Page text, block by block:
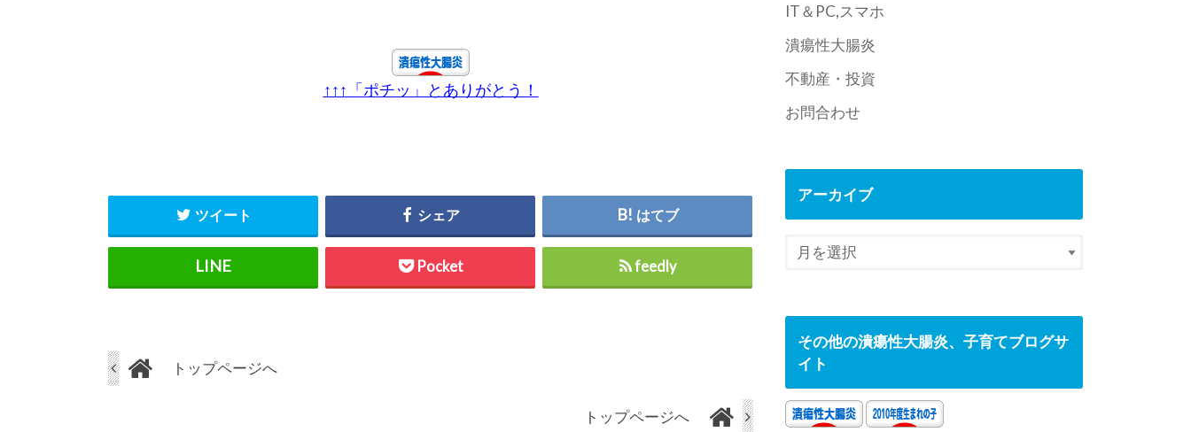
↑↑↑「ポチッ」とありがとう！
ツイート シェア はてブ
Pocket feedly
トップページへ
トップページへ
IT＆PC,スマホ
潰瘍性大腸炎
不動産・投資
お問合わせ
アーカイブ
その他の潰瘍性大腸炎、子育てブログサ
イト